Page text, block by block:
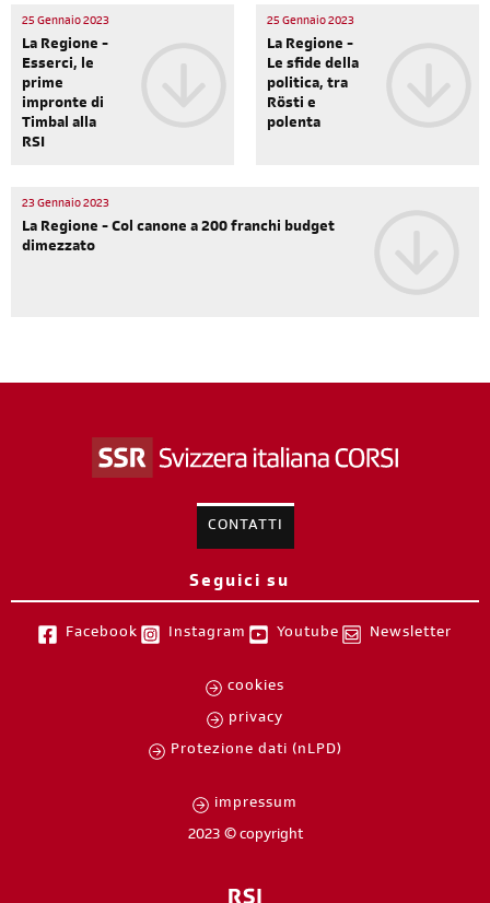
25 Gennaio 2023
La Regione -
Esserci, le
prime
impronte di
Timbal alla
RSI
25 Gennaio 2023
La Regione -
Le sfide della
politica, tra
Rösti e
polenta
23 Gennaio 2023
La Regione - Col canone a 200 franchi budget
dimezzato
CONTATTI
Seguici su
Facebook Instagram Youtube Newsletter
cookies
privacy
Protezione dati (nLPD)
impressum
2023 © copyright